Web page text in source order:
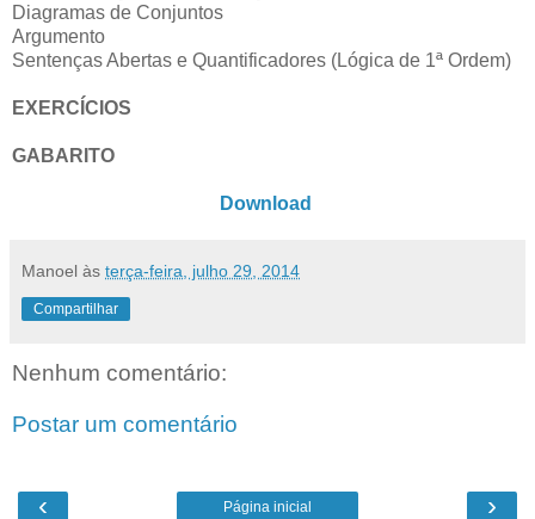
Diagramas de Conjuntos
Argumento
Sentenças Abertas e Quantificadores (Lógica de 1ª Ordem)
EXERCÍCIOS
GABARITO
Download
Manoel às terça-feira, julho 29, 2014
Compartilhar
Nenhum comentário:
Postar um comentário
‹ ›
Página inicial